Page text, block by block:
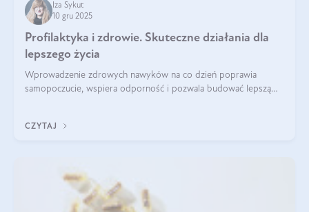
Iza Sykut
10 gru 2025
Profilaktyka i zdrowie. Skuteczne działania dla
lepszego życia
Wprowadzenie zdrowych nawyków na co dzień poprawia
samopoczucie, wspiera odporność i pozwala budować lepszą
CZYTAJ